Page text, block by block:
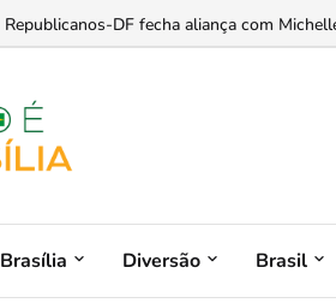
Luis Miranda ganha protagonismo na
Brasília Diversão Brasil